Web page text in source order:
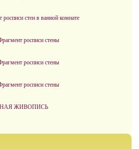
росписи стен в ванной комнате
росписи стены
росписи стены
росписи стены
ЖИВОПИСЬ